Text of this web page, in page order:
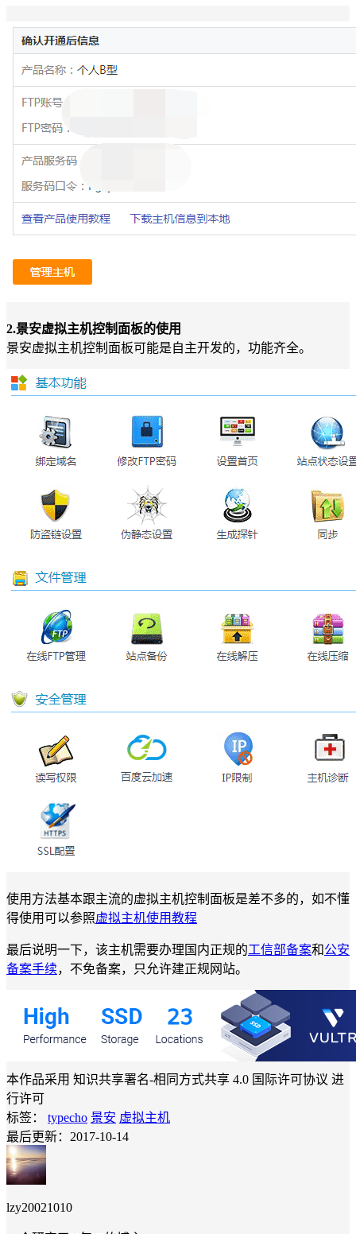
2.景安虚拟主机控制面板的使用
景安虚拟主机控制面板可能是自主开发的，功能齐全。
使用方法基本跟主流的虚拟主机控制面板是差不多的，如不懂
得使用可以参照虚拟主机使用教程
最后说明一下，该主机需要办理国内正规的工信部备案和公安
备案手续，不免备案，只允许建正规网站。
本作品采用 知识共享署名-相同方式共享 4.0 国际许可协议 进
行许可
标签：
typecho 景安 虚拟主机
最后更新：2017-10-14
lzy20021010